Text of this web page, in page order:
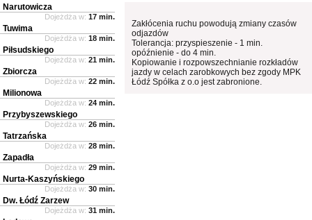
Zakłócenia ruchu powodują zmiany czasów
odjazdów
Tolerancja: przyspieszenie - 1 min.
opóźnienie - do 4 min.
Kopiowanie i rozpowszechnianie rozkładów
jazdy w celach zarobkowych bez zgody MPK
Łódź Spółka z o.o jest zabronione.
Narutowicza
Dojeżdża w: 17 min.
Tuwima
Dojeżdża w: 18 min.
Piłsudskiego
Dojeżdża w: 21 min.
Zbiorcza
Dojeżdża w: 22 min.
Milionowa
Dojeżdża w: 24 min.
Przybyszewskiego
Dojeżdża w: 26 min.
Tatrzańska
Dojeżdża w: 28 min.
Zapadła
Dojeżdża w: 29 min.
Nurta-Kaszyńskiego
Dojeżdża w: 30 min.
Dw. Łódź Zarzew
Dojeżdża w: 31 min.